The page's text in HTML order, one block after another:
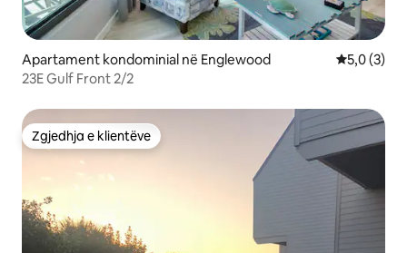
Apartament kondominial në Englewood Vlerësimi
5,0 (3)
23E Gulf Front 2/2
Zgjedhja e klientëve
Zgjedhja e klientëve